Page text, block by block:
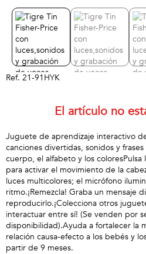
Ref. 21-91HYK
El artículo no
Juguete de aprendizaje interactivo
canciones divertidas, sonidos y
cuerpo, el alfabeto y los
para activar el movimiento de la
luces multicolores; el micrófono
ritmo.¡Remezcla! Graba un mensaje
reproducirlo.¡Colecciona otros
interactuar entre sí! (Se venden por
disponibilidad).Ayuda a fortalecer la
relación causa-efecto a los bebés y
partir de 9 meses.